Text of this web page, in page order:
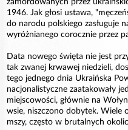
zamordowanych przez
1946. Jak głosi ustawa,
do narodu polskiego zasługuje
wyróżnianego corocznie przez
Data nowego święta nie jest
tak zwanej krwawej niedzieli,
tego jednego dnia Ukraińska
nacjonalistyczne zaatakowały
miejscowości, głównie na
wsie, niszczono dobytek. Wiele
mszy, często w brutalnych